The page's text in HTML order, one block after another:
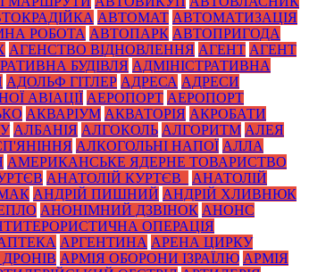
АВТОМАТ АВТОМАТИЗАЦІЯ
РОБОТА АВТОПАРК АВТОПРИГОДА
АГЕНСТВО ВІДНОВЛЕННЯ АГЕНТ АГЕНТ
БУДІВЛЯ АДМІНІСТРАТИВНА
АДОЛЬФ ГІТЛЕР АДРЕСА АДРЕСИ
АВІАЦІЇ АЕРОПОРТ АЕРОПОРТ
АКВАРІУМ АКВАТОРІЯ АКРОБАТИ
АЛБАНІЯ АЛГОКОЛЬ АЛГОРИТМ АЛЕЯ
АЛКОГОЛЬНІ НАПОЇ АЛЛА
АМЕРИКАНСЬКЕ ЯДЕРНЕ ТОВАРИСТВО
АНАТОЛІЙ КУРТЄВ_
АНАТОЛІЙ
АНДРІЙ ПИШНИЙ АНДРІЙ ХЛИВНЮК
АНОНІМНИЙ ДЗВІНОК АНОНС
ОПЕРАЦІЯ
АРГЕНТИНА АРЕНА ЦИРКУ
АРМІЯ ОБОРОНИ ІЗРАЇЛЮ АРМІЯ